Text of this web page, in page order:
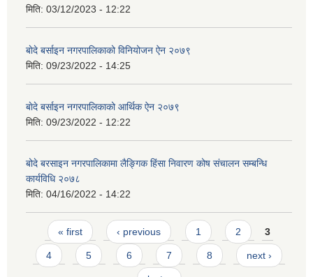
मिति: 03/12/2023 - 12:22
बाेदे बर्साइन नगरपालिकाको विनियोजन ऐन २०७९
मिति: 09/23/2022 - 14:25
बाेदे बर्साइन नगरपालिकाको आर्थिक ऐन २०७९
मिति: 09/23/2022 - 12:22
बोदे बरसाइन नगरपालिकामा लैङ्गिक हिंसा निवारण कोष संचालन सम्बन्धि
कार्यविधि २०७८
मिति: 04/16/2022 - 14:22
Pages
« first ‹ previous 1 2 3
4 5 6 7 8 next ›